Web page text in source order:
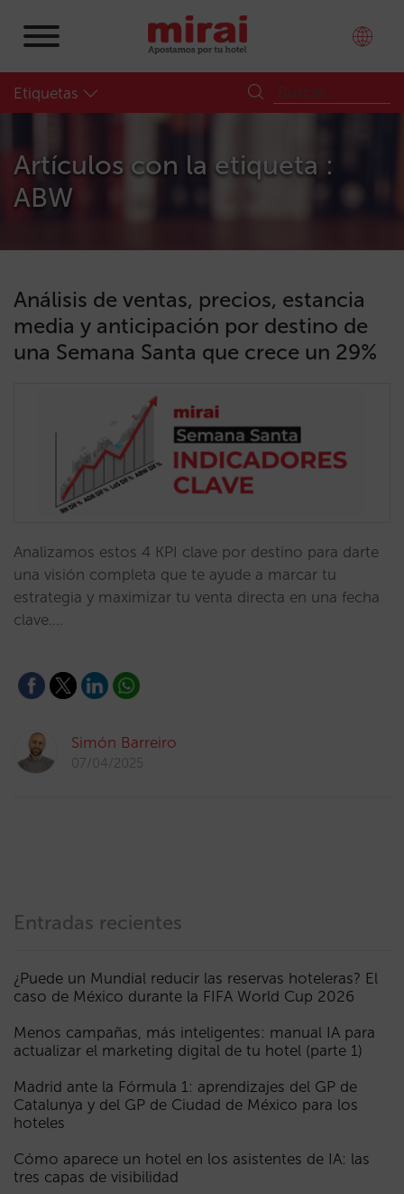
Etiquetas
Artículos con la etiqueta :
ABW
Análisis de ventas, precios, estancia
media y anticipación por destino de
una Semana Santa que crece un 29%
Analizamos estos 4 KPI clave por destino para darte
una visión completa que te ayude a marcar tu
estrategia y maximizar tu venta directa en una fecha
clave.…
Simón Barreiro
07/04/2025
Entradas recientes
¿Puede un Mundial reducir las reservas hoteleras? El
caso de México durante la FIFA World Cup 2026
Menos campañas, más inteligentes: manual IA para
actualizar el marketing digital de tu hotel (parte 1)
Madrid ante la Fórmula 1: aprendizajes del GP de
Catalunya y del GP de Ciudad de México para los
hoteles
Cómo aparece un hotel en los asistentes de IA: las
tres capas de visibilidad